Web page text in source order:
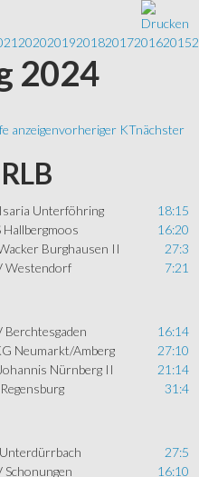
202020192018201720162015
2024
anzeigenvorheriger KTnächster
Unterföhring
18:15
Hallbergmoos
16:20
Burghausen II
27:3
Westendorf 7:21
Berchtesgaden
16:14
Neumarkt/Amberg
27:10
Nürnberg II
21:14
31:4
27:5
Schonungen
16:10